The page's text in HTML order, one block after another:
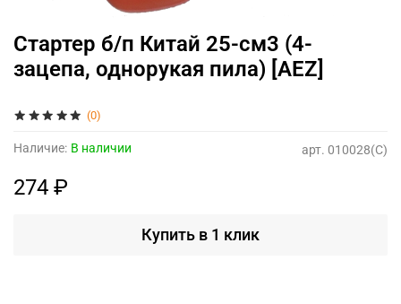
(0)
арт. 010028(C)
Наличие: В наличии
Стартер б/п Китай 25-см3 (4-
зацепа, однорукая пила) [AEZ]
274 ₽
Купить в 1 клик